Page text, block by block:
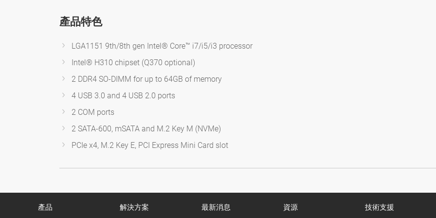
產品特色
LGA1151 9th/8th gen Intel® Core™ i7/i5/i3 processor
Intel® H310 chipset (Q370 optional)
2 DDR4 SO-DIMM for up to 64GB of memory
4 USB 3.0 and 4 USB 2.0 ports
2 COM ports
2 SATA-600, mSATA and M.2 Key M (NVMe)
PCIe x4, M.2 Key E, PCI Express Mini Card slot
產品 解決方案 最新消息 資源 技術支援